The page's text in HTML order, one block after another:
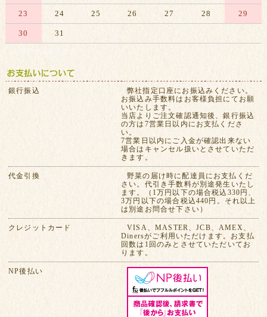
23 24 25 26 27 28 29
30 31
※赤字は休業日です
銀行振込
弊社指定口座にお振込みください。
お振込み手数料はお客様負担にてお願
いいたします。
当店よりご注文確認通知後、銀行振込
の方は7営業日以内にお支払くださ
い。
7営業日以内にご入金が確認出来ない
場合はキャンセル扱いとさせていただ
きます。
代金引換
野菜の届け時に配達員にお支払くだ
さい。代引き手数料が別途発生いたし
ます。（1万円以下の場合税込330円、
3万円以下の場合税込440円。それ以上
は別途お問合せ下さい）
クレジットカード
VISA、MASTER、JCB、AMEX、
Dinersがご利用いただけます。お支払
回数は1回のみとさせていただいてお
ります。
NP後払い